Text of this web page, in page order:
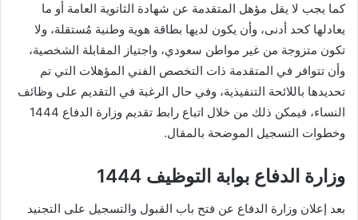
كما يجب لا يقل مؤهل المتقدمة عن شهادة الثانوية العامة أو ما
يعادلها كحد أدنى، وأن يكون لديها بطاقة هوية وطنية مُستقلة، ولا
تكون متزوجة من غير مواطن سعودي، واجتياز المقابلة الشخصية،
وأن تتوافر في المتقدمة ذات التخصص الفني المؤهلات التي تم
تحديدها باللائحة التنفيذية، وفي حال الرغبة في التقديم على وظائف
النساء، فيمكن ذلك من خلال اتباع رابط تقديم وزارة الدفاع 1444
وخطوات التسجيل الموضحة بالمقال.
وزارة الدفاع بوابة التوظيف 1444
بعد إعلان وزارة الدفاع عن فتح باب القبول والتسجيل على التجنيد